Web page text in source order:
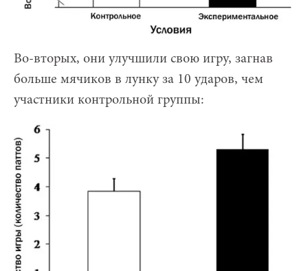
Во-вторых, они улучшили свою игру, загнав
больше мячиков в лунку за 10 ударов, чем
участники контрольной группы: